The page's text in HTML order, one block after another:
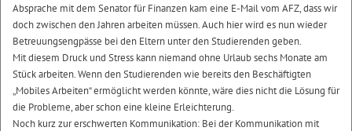
Absprache mit dem Senator für Finanzen kam eine E-Mail vom AFZ, dass wir
doch zwischen den Jahren arbeiten müssen. Auch hier wird es nun wieder
Betreuungsengpässe bei den Eltern unter den Studierenden geben.
Mit diesem Druck und Stress kann niemand ohne Urlaub sechs Monate am
Stück arbeiten. Wenn den Studierenden wie bereits den Beschäftigten
„Mobiles Arbeiten“ ermöglicht werden könnte, wäre dies nicht die Lösung für
die Probleme, aber schon eine kleine Erleichterung.
Noch kurz zur erschwerten Kommunikation: Bei der Kommunikation mit